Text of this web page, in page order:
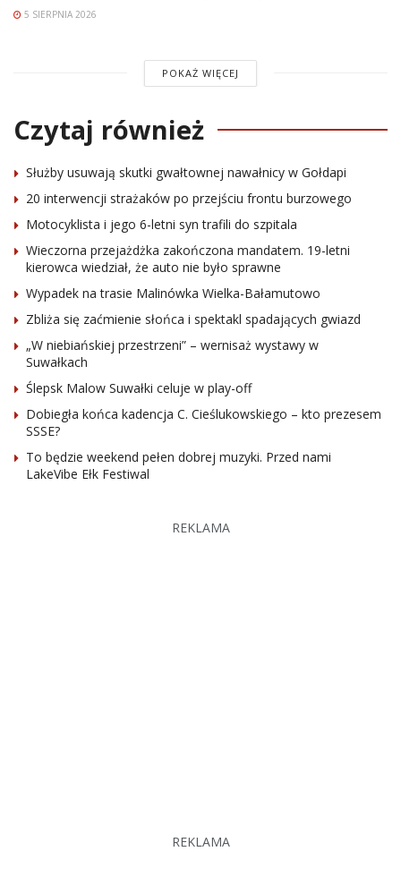
5 SIERPNIA 2026
POKAŻ WIĘCEJ
Czytaj również
Służby usuwają skutki gwałtownej nawałnicy w Gołdapi
20 interwencji strażaków po przejściu frontu burzowego
Motocyklista i jego 6-letni syn trafili do szpitala
Wieczorna przejażdżka zakończona mandatem. 19-letni
kierowca wiedział, że auto nie było sprawne
Wypadek na trasie Malinówka Wielka-Bałamutowo
Zbliża się zaćmienie słońca i spektakl spadających gwiazd
„W niebiańskiej przestrzeni” – wernisaż wystawy w
Suwałkach
Ślepsk Malow Suwałki celuje w play-off
Dobiegła końca kadencja C. Cieślukowskiego – kto prezesem
SSSE?
To będzie weekend pełen dobrej muzyki. Przed nami
LakeVibe Ełk Festiwal
REKLAMA
REKLAMA